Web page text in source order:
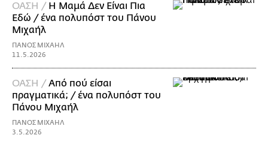
ΟΑΣΗ / Η Mαμά Δεν Είναι Πια
Εδώ / ένα πολυπόστ του Πάνου
Μιχαήλ
ΠΑΝΟΣ ΜΙΧΑΗΛ
11.5.2026
ΟΑΣΗ / Από πού είσαι
πραγματικά; / ένα πολυπόστ του
Πάνου Μιχαήλ
ΠΑΝΟΣ ΜΙΧΑΗΛ
3.5.2026